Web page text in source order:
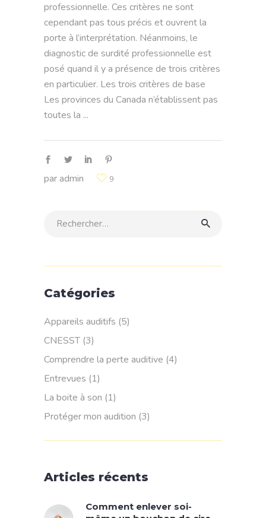
professionnelle. Ces critères ne sont
cependant pas tous précis et ouvrent la
porte à l’interprétation. Néanmoins, le
diagnostic de surdité professionnelle est
posé quand il y a présence de trois critères
en particulier. Les trois critères de base
Les provinces du Canada n’établissent pas
toutes la
paradmin 9
Rechercher:
Catégories
Appareils auditifs (5)
CNESST (3)
Comprendre la perte auditive (4)
Entrevues (1)
La boite à son (1)
Protéger mon audition (3)
Articles récents
Comment enlever soi-